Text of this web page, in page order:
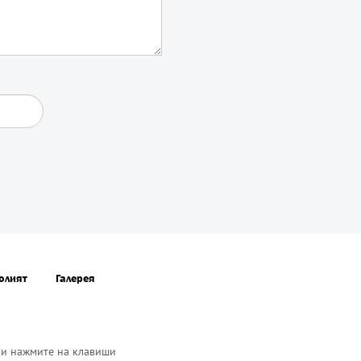
Галерея
нажмите на клавиши